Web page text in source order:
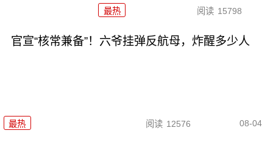
最热 阅读 15798
官宣“核常兼备”！六爷挂弹反航母，炸醒多少人
最热 阅读 12576 08-04